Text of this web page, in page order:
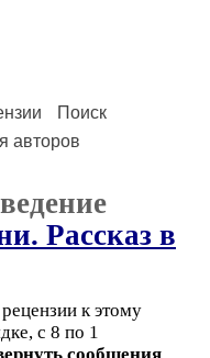
Поиск
авторов
Рассказ в
к этому
с 8 по 1